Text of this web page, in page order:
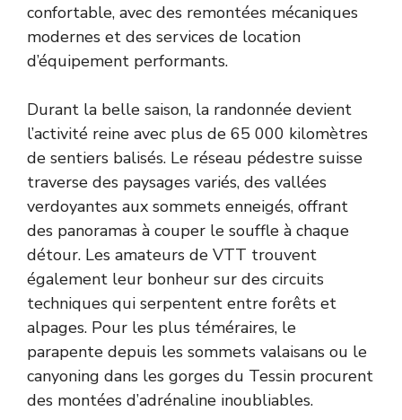
confortable, avec des remontées mécaniques
modernes et des services de location
d’équipement performants.
Durant la belle saison, la randonnée devient
l’activité reine avec plus de 65 000 kilomètres
de sentiers balisés. Le réseau pédestre suisse
traverse des paysages variés, des vallées
verdoyantes aux sommets enneigés, offrant
des panoramas à couper le souffle à chaque
détour. Les amateurs de VTT trouvent
également leur bonheur sur des circuits
techniques qui serpentent entre forêts et
alpages. Pour les plus téméraires, le
parapente depuis les sommets valaisans ou le
canyoning dans les gorges du Tessin procurent
des montées d’adrénaline inoubliables.